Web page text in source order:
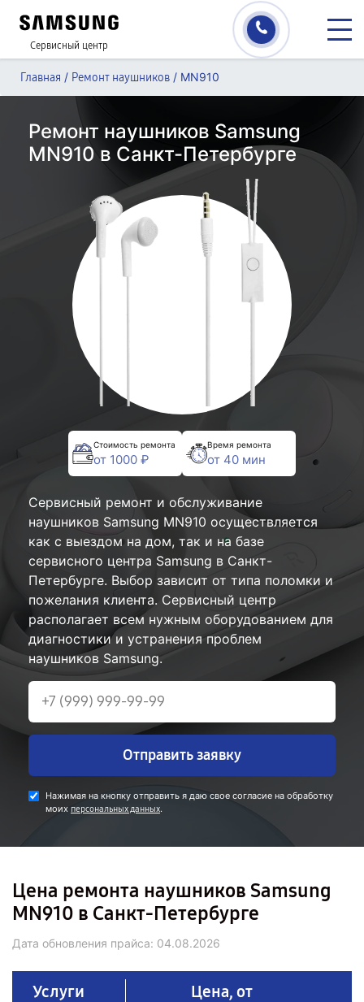
Сервисный центр
Главная / Ремонт наушников / MN910
Ремонт наушников Samsung
MN910 в Санкт-Петербурге
Стоимость ремонта
от 1000 ₽
Время ремонта
от 40 мин
Сервисный ремонт и обслуживание
наушников Samsung MN910 осуществляется
как с выездом на дом, так и на базе
сервисного центра Samsung в Санкт-
Петербурге. Выбор зависит от типа поломки и
пожелания клиента. Сервисный центр
располагает всем нужным оборудованием для
диагностики и устранения проблем
наушников Samsung.
Отправить заявку
Нажимая на кнопку отправить я даю свое согласие на обработку
моих персональных данных.
Цена ремонта наушников Samsung
MN910 в Санкт-Петербурге
Дата обновления прайса: 04.08.2026
Услуги Цена, от